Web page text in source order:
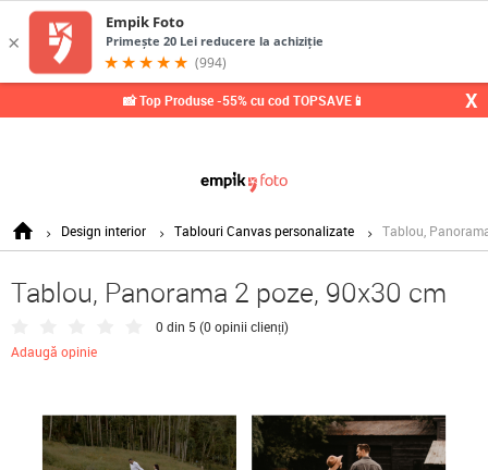
📸 Top Produse -55% cu cod TOPSAVE📱 X
Design interior Tablouri Canvas personalizate Tablou,
Tablou, Panorama 2 poze, 90x30 cm
0 din 5 (0 opinii clienți)
Adaugă opinie